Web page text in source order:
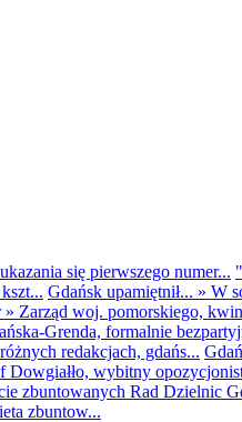
się pierwszego numer...
Gdańsk upamiętnił... » W
» Zarząd woj. pomorskiego,
Grenda, formalnie
redakcjach, gdańs...
wybitny
zbuntowanych Rad Dzielnic
zbuntow...